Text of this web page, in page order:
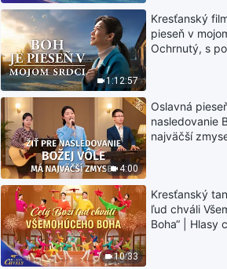
4:21
4:26
Kresťanská pieseň
usilovať o pravú
4:19
Kresťanská pieseň
tvoje srdce a tvojho
4:24
Kresťanská pieseň
je tvoja viera?“
1:12:57
Kresťanský
pieseň v
Ochrnutý, s
4:00
Oslavná
nasledovanie
najväčší
10:33
Kresťanský
ľud chváli
Boha“ | Hlasy